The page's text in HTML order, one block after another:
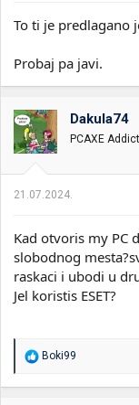
To ti je predlagano
Probaj pa javi.
Dakula74
PCAXE
21.07.2024.
Kad otvoris my PC
slobodnog
raskaci i ubodi u
Jel koristis ESET?
R
Boki99